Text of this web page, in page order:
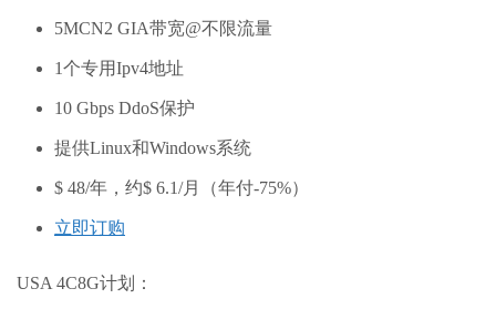
5MCN2 GIA带宽@不限流量
1个专用Ipv4地址
10 Gbps DdoS保护
提供Linux和Windows系统
$ 48/年，约$ 6.1/月（年付-75%）
立即订购
USA 4C8G计划：